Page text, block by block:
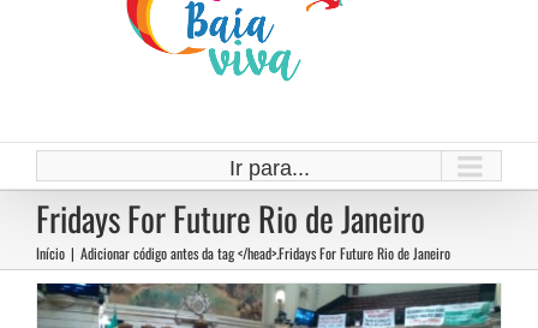
Ir para...
Fridays For Future Rio de Janeiro
Início | Adicionar código antes da tag </head>.Fridays For Future Rio de Janeiro
Manter a floresta em pé é garantir
água para toda a população
Notícias